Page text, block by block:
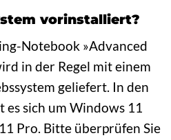
vorinstalliert?
Notebook »Advanced
in der Regel mit einem
geliefert. In den
es sich um Windows 11
Pro. Bitte überprüfen Sie